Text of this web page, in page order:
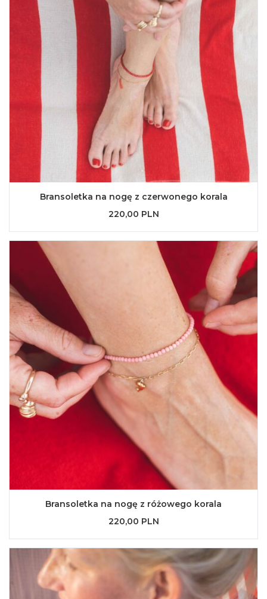
Bransoletka na nogę z czerwonego korala
220,00 PLN
Bransoletka na nogę z różowego korala
220,00 PLN